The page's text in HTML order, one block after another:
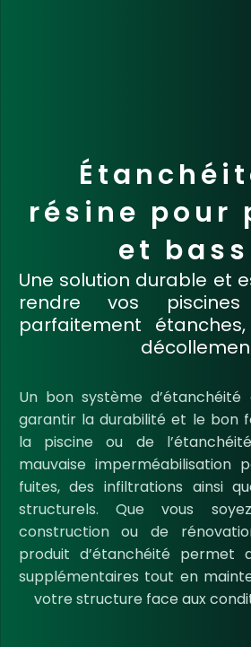
résine pour
et
Une solution durable et
rendre vos
parfaitement
Un bon système
garantir la durabilité et le bon
la piscine ou de
mauvaise imperméabilisation
fuites, des infiltrations ainsi
structurels. Que vous
construction ou de
produit d’étanchéité permet
supplémentaires tout en
votre structure face aux